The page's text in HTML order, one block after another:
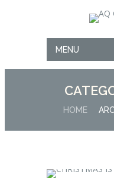
MENU
HOME